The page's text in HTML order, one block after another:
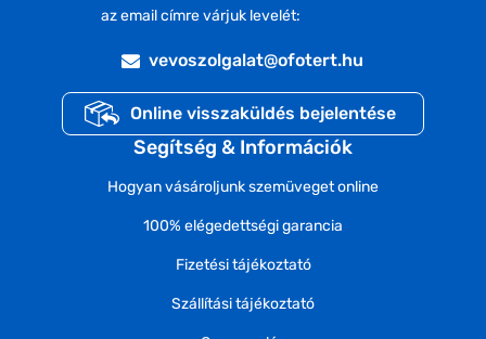
az email címre várjuk levelét:
vevoszolgalat@ofotert.hu
Online visszaküldés bejelentése
Segítség & Információk
Hogyan vásároljunk szemüveget online
100% elégedettségi garancia
Fizetési tájékoztató
Szállítási tájékoztató